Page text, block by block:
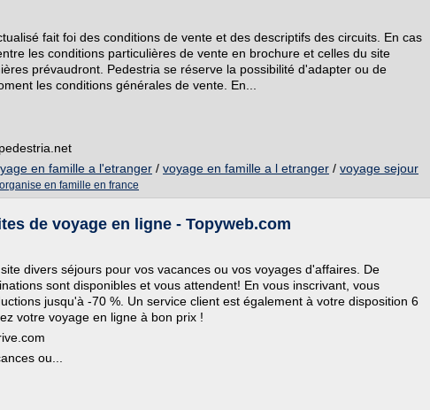
fait foi des conditions de vente et des descriptifs des circuits. En cas
les conditions particulières de vente en brochure et celles du site
prévaudront. Pedestria se réserve la possibilité d'adapter ou de
les conditions générales de vente. En...
en famille a l'etranger / voyage en famille a l etranger / voyage sejour
en famille en france
de voyage en ligne - Topyweb.com
divers séjours pour vos vacances ou vos voyages d'affaires. De
sont disponibles et vous attendent! En vous inscrivant, vous
jusqu'à -70 %. Un service client est également à votre disposition 6
votre voyage en ligne à bon prix !
ou...